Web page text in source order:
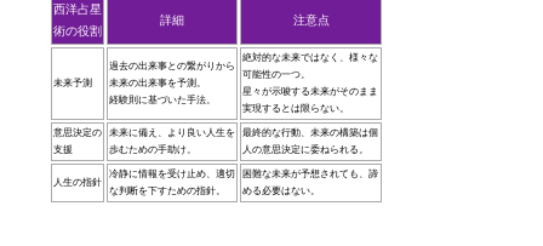
西洋占星
術の役割
詳細 注意点
未来予測
過去の出来事との繋がりから
未来の出来事を予測。
経験則に基づいた手法。
絶対的な未来ではなく、様々な
可能性の一つ。
星々が示唆する未来がそのまま
実現するとは限らない。
意思決定の
支援
未来に備え、より良い人生を
歩むための手助け。
最終的な行動、未来の構築は個
人の意思決定に委ねられる。
人生の指針
冷静に情報を受け止め、適切
な判断を下すための指針。
困難な未来が予想されても、諦
める必要はない。